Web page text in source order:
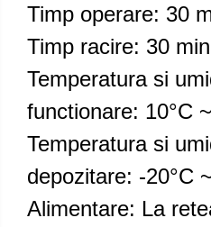
Timp operare: 30
Timp racire: 30 min
Temperatura si
functionare: 10°C
Temperatura si
depozitare: -20°C
Alimentare: La